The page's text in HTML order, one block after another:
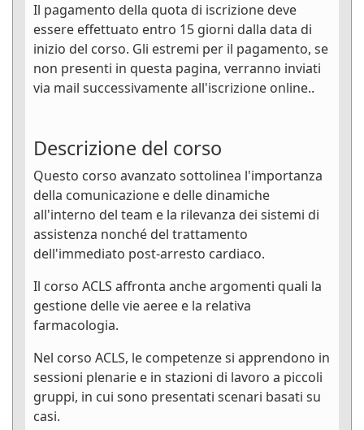
Il pagamento della quota di iscrizione deve
essere effettuato entro 15 giorni dalla data di
inizio del corso. Gli estremi per il pagamento, se
non presenti in questa pagina, verranno inviati
via mail successivamente all'iscrizione online..
Descrizione del corso
Questo corso avanzato sottolinea l'importanza
della comunicazione e delle dinamiche
all'interno del team e la rilevanza dei sistemi di
assistenza nonché del trattamento
dell'immediato post-arresto cardiaco.
Il corso ACLS affronta anche argomenti quali la
gestione delle vie aeree e la relativa
farmacologia.
Nel corso ACLS, le competenze si apprendono in
sessioni plenarie e in stazioni di lavoro a piccoli
gruppi, in cui sono presentati scenari basati su
casi.